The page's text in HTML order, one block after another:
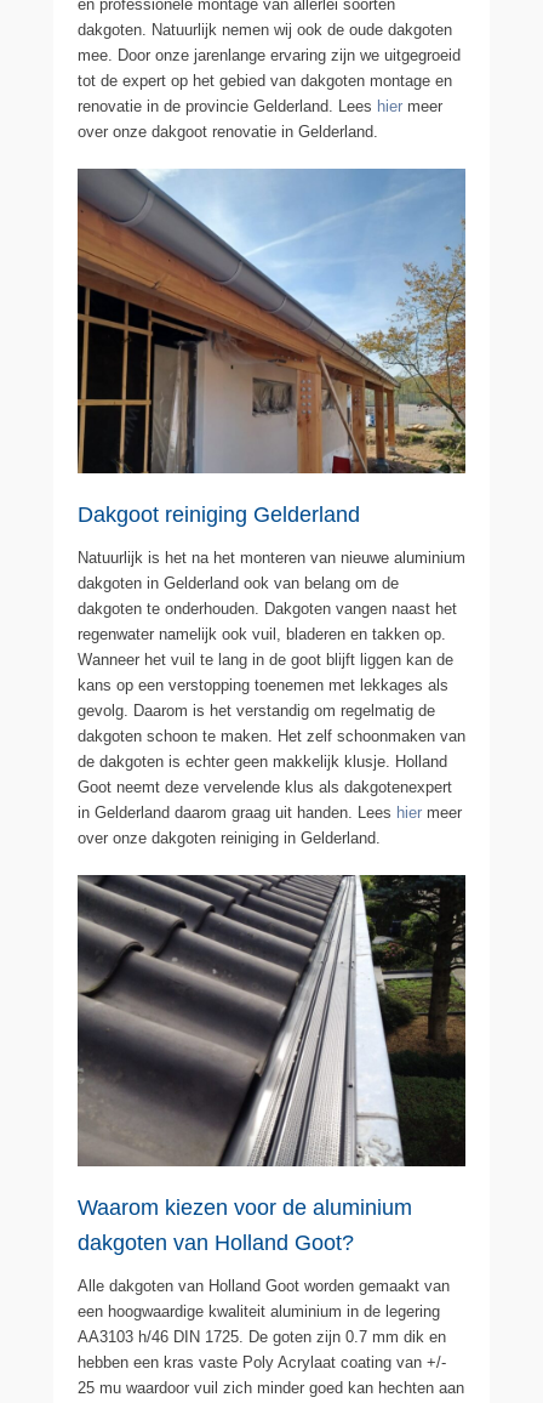
en professionele montage van allerlei soorten
dakgoten. Natuurlijk nemen wij ook de oude dakgoten
mee. Door onze jarenlange ervaring zijn we uitgegroeid
tot de expert op het gebied van dakgoten montage en
renovatie in de provincie Gelderland. Lees hier meer
over onze dakgoot renovatie in Gelderland.
Dakgoot reiniging Gelderland
Natuurlijk is het na het monteren van nieuwe aluminium
dakgoten in Gelderland ook van belang om de
dakgoten te onderhouden. Dakgoten vangen naast het
regenwater namelijk ook vuil, bladeren en takken op.
Wanneer het vuil te lang in de goot blijft liggen kan de
kans op een verstopping toenemen met lekkages als
gevolg. Daarom is het verstandig om regelmatig de
dakgoten schoon te maken. Het zelf schoonmaken van
de dakgoten is echter geen makkelijk klusje. Holland
Goot neemt deze vervelende klus als dakgotenexpert
in Gelderland daarom graag uit handen. Lees hier meer
over onze dakgoten reiniging in Gelderland.
Waarom kiezen voor de aluminium
dakgoten van Holland Goot?
Alle dakgoten van Holland Goot worden gemaakt van
een hoogwaardige kwaliteit aluminium in de legering
AA3103 h/46 DIN 1725. De goten zijn 0.7 mm dik en
hebben een kras vaste Poly Acrylaat coating van +/-
25 mu waardoor vuil zich minder goed kan hechten aan